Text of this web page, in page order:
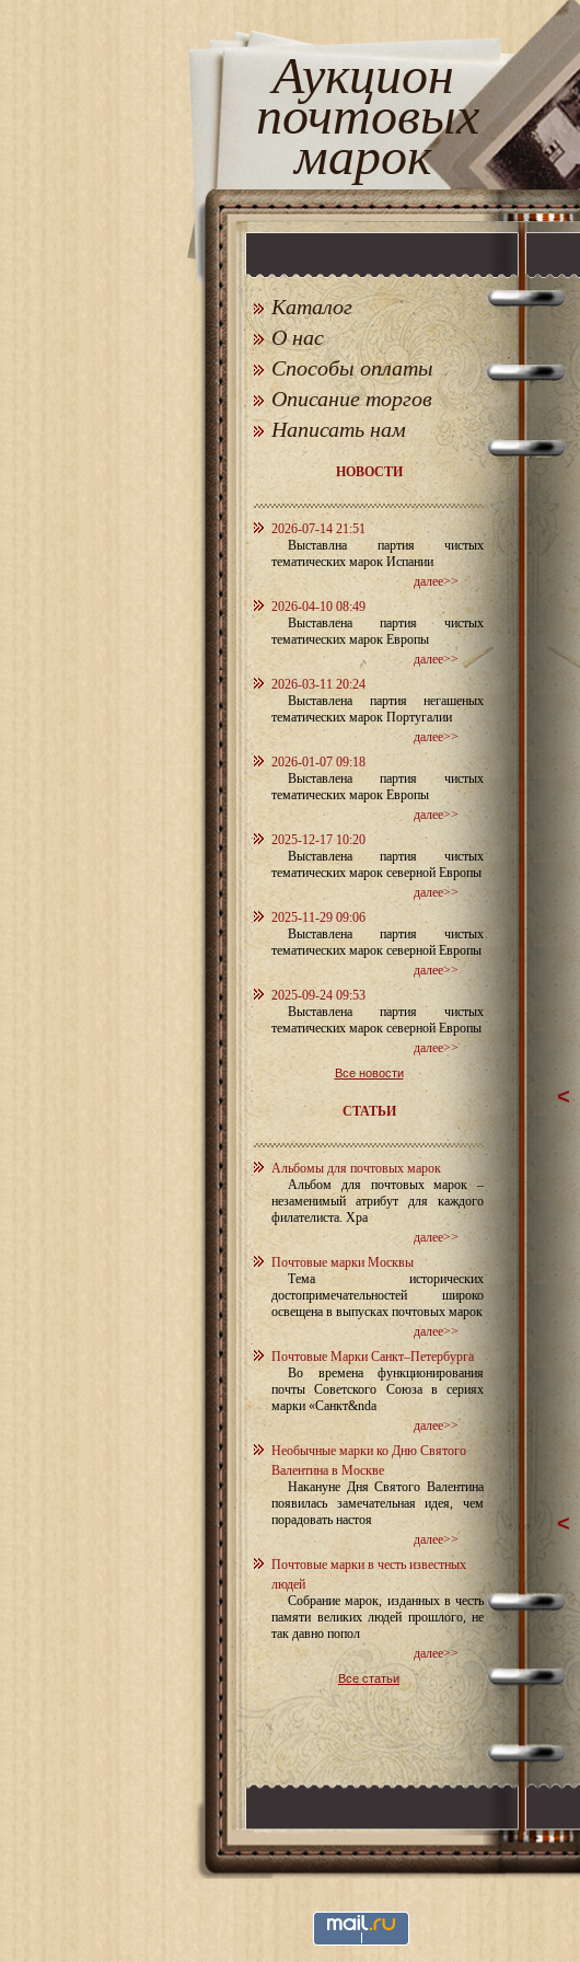
Аукцион
почтовых
марок
Каталог
О нас
Способы оплаты
Описание торгов
Написать нам
НОВОСТИ
2026-07-14 21:51
Выставлна партия чистых
тематических марок Испании
далее>>
2026-04-10 08:49
Выставлена партия чистых
тематических марок Европы
далее>>
2026-03-11 20:24
Выставлена партия негашеных
тематических марок Португалии
далее>>
2026-01-07 09:18
Выставлена партия чистых
тематических марок Европы
далее>>
2025-12-17 10:20
Выставлена партия чистых
тематических марок северной Европы
далее>>
2025-11-29 09:06
Выставлена партия чистых
тематических марок северной Европы
далее>>
2025-09-24 09:53
Выставлена партия чистых
тематических марок северной Европы
далее>>
Все новости
СТАТЬИ
Альбомы для почтовых марок
Альбом для почтовых марок –
незаменимый атрибут для каждого
филателиста. Хра
далее>>
Почтовые марки Москвы
Тема исторических
достопримечательностей широко
освещена в выпусках почтовых марок
далее>>
Почтовые Марки Санкт–Петербурга
Во времена функционирования
почты Советского Союза в сериях
марки «Санкт&nda
далее>>
Необычные марки ко Дню Святого
Валентина в Москве
Накануне Дня Святого Валентина
появилась замечательная идея, чем
порадовать настоя
далее>>
Почтовые марки в честь известных
людей
Собрание марок, изданных в честь
памяти великих людей прошлого, не
так давно попол
далее>>
Все статьи
<
<